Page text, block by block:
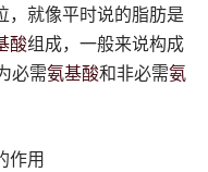
，就像平时说的脂肪是
酸组成，一般来说构成
必需氨基酸和非必需氨
作用